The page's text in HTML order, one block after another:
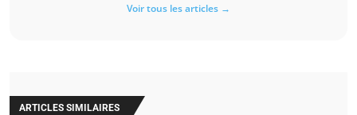
Voir tous les articles →
ARTICLES SIMILAIRES